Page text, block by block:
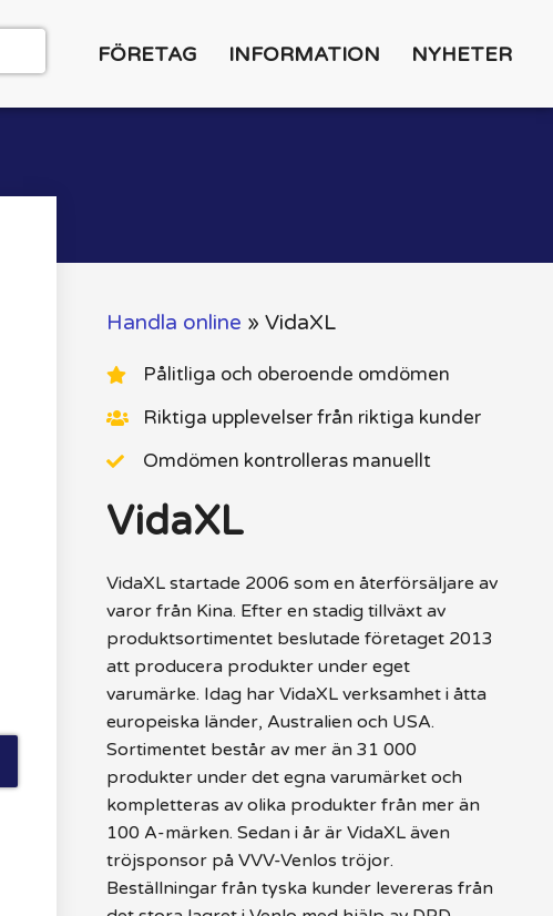
FÖRETAG INFORMATION NYHETER
Handla online » VidaXL
Pålitliga och oberoende omdömen
Riktiga upplevelser från riktiga kunder
Omdömen kontrolleras manuellt
VidaXL
VidaXL startade 2006 som en återförsäljare av
varor från Kina. Efter en stadig tillväxt av
produktsortimentet beslutade företaget 2013
att producera produkter under eget
varumärke. Idag har VidaXL verksamhet i åtta
europeiska länder, Australien och USA.
Sortimentet består av mer än 31 000
produkter under det egna varumärket och
kompletteras av olika produkter från mer än
100 A-märken. Sedan i år är VidaXL även
tröjsponsor på VVV-Venlos tröjor.
Beställningar från tyska kunder levereras från